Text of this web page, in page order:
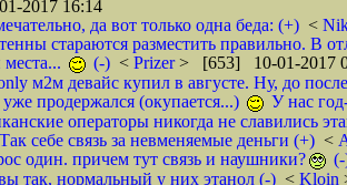
2017 16:14
да вот только одна беда: (+) <
стараются разместить правильно. В
места...
(-) < Prizer> [653] 10-01-2017
м2м девайс купил в августе. Ну, до
продержался (окупается...)
У нас
операторы никогда не славились
себе связь за невменяемые деньги (+) <
один. причем тут связь и наушники?
так, нормальный у них этанол (-) < Kloin